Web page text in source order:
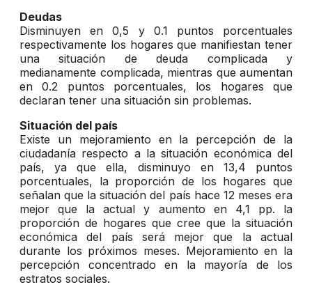
Deudas
Disminuyen en 0,5 y 0.1 puntos porcentuales
respectivamente los hogares que manifiestan tener
una situación de deuda complicada y
medianamente complicada, mientras que aumentan
en 0.2 puntos porcentuales, los hogares que
declaran tener una situación sin problemas.
Situación del país
Existe un mejoramiento en la percepción de la
ciudadanía respecto a la situación económica del
país, ya que ella, disminuyo en 13,4 puntos
porcentuales, la proporción de los hogares que
señalan que la situación del país hace 12 meses era
mejor que la actual y aumento en 4,1 pp. la
proporción de hogares que cree que la situación
económica del país será mejor que la actual
durante los próximos meses. Mejoramiento en la
percepción concentrado en la mayoría de los
estratos sociales.